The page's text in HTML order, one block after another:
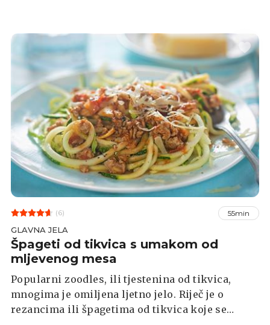
kako bi se stvorio svilenkasti, nježno kremasti
umak.
(6) 55min
GLAVNA JELA
Špageti od tikvica s umakom od
mljevenog mesa
Popularni zoodles, ili tjestenina od tikvica,
mnogima je omiljena ljetno jelo. Riječ je o
rezancima ili špagetima od tikvica koje se